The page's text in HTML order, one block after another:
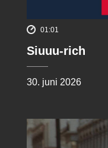
01:01
Siuuu-rich
30. juni 2026